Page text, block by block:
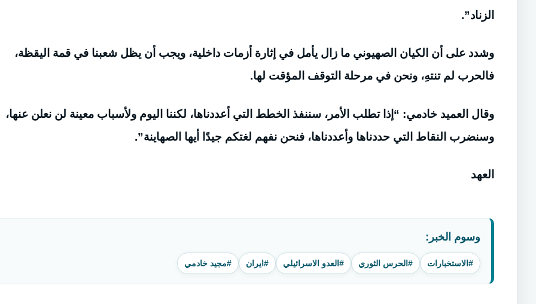
الزناد”.
وشدد على أن الكيان الصهيوني ما زال يأمل في إثارة أزمات داخلية، ويجب أن يظل شعبنا في قمة اليقظة،
فالحرب لم تنتهِ، ونحن في مرحلة التوقف المؤقت لها.
وقال العميد خادمي: “إذا تطلب الأمر، سننفذ الخطط التي أعددناها، لكننا اليوم ولأسباب معينة لن نعلن عنها،
وسنضرب النقاط التي حددناها وأعددناها، فنحن نفهم لغتكم جيدًا أيها الصهاينة”.
العهد
وسوم الخبر:
#الاستخبارات #الحرس الثوري #العدو الاسرائيلي #ايران #مجيد خادمي